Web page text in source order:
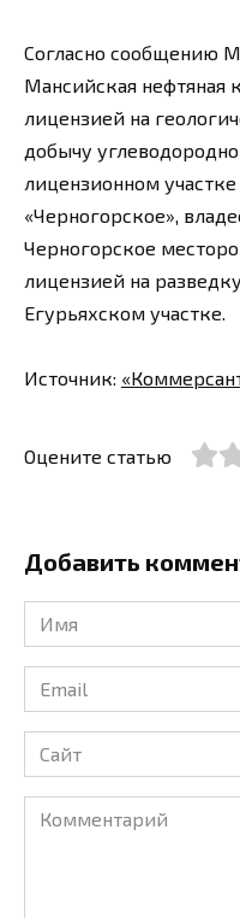
Согласно сообщению
Мансийская нефтяная
лицензией на
добычу
лицензионном
«Черногорское»,
Черногорское
лицензией на
Егурьяхском участке.
Источник:
Оцените статью
Добавить
Имя
*
Email
*
Сайт
Комментарий